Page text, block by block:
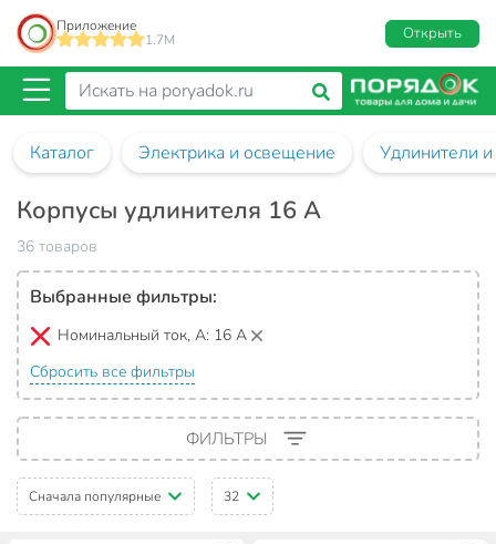
Приложение
1.7M
Открыть
Каталог Электрика и освещение Удлинители
Корпусы удлинителя 16 А
36 товаров
Выбранные фильтры:
Номинальный ток, А: 16 А
Сбросить все фильтры
ФИЛЬТРЫ
Сначала популярные 32